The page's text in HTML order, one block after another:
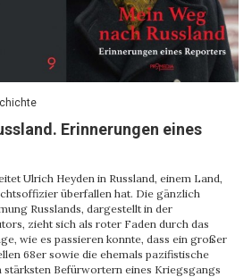
Erinnerungen eines
Ulrich Heyden in Russland, einem Land,
überfallen hat. Die gänzlich
Russlands, dargestellt in der
zieht sich als roter Faden durch das
wie es passieren konnte, dass ein großer
68er sowie die ehemals pazifistische
stärksten Befürwortern eines Kriegsgangs